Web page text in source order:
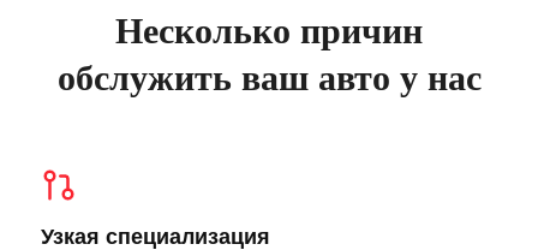
Несколько причин
обслужить ваш авто у нас
Узкая специализация